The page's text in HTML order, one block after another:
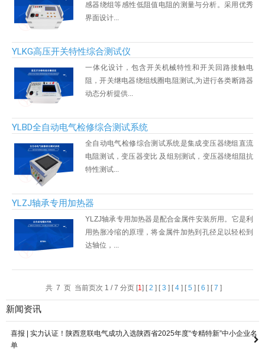
感器绕组等感性低阻值电阻的测量与分析。采用优秀
界面设计...
YLKG高压开关特性综合测试仪
一体化设计，包含开关机械特性和开关回路接触电
阻，开关继电器绕组线圈电阻测试,为进行各类断路器
动态分析提供...
YLBD全自动电气检修综合测试系统
全自动电气检修综合测试系统是集成变压器绕组直流
电阻测试，变压器变比 及组别测试，变压器绕组阻抗
特性测试...
YLZJ轴承专用加热器
YLZJ轴承专用加热器是配合金属件安装所用。它是利
用热胀冷缩的原理，将金属件加热到孔径足以轻松到
达轴位，...
共 7 页 当前页次 1 / 7 分页 [1] [2 ] [3 ] [4] [5 ] [6 ] [7 ]
新闻资讯
喜报 | 实力认证！陕西意联电气成功入选陕西省2025年度“专精特新”中小企业名
单